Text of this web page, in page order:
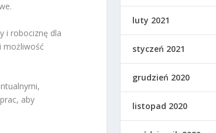
i robociznę dla
możliwość
aby
luty 2021
styczeń 2021
grudzień 2020
listopad 2020